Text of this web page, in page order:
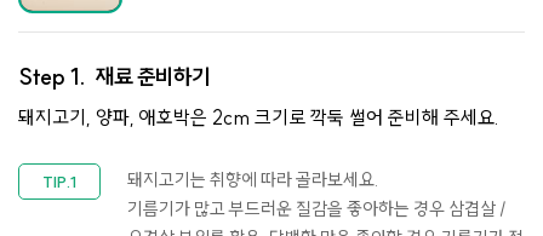
Step 1. 재료 준비하기
돼지고기, 양파, 애호박은 2cm 크기로 깍둑 썰어 준비해 주세요.
돼지고기는 취향에 따라 골라보세요.
기름기가 많고 부드러운 질감을 좋아하는 경우 삼겹살 /